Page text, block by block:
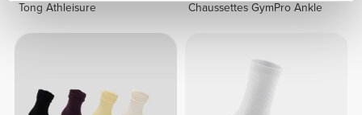
Tong Athleisure
Chaussettes GymPro Ankle